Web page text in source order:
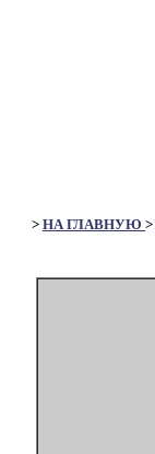
> НА ГЛАВНУЮ >